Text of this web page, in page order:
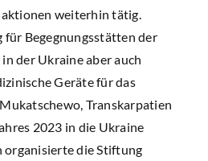
weiterhin tätig.
für Begegnungsstätten der
der Ukraine aber auch
Geräte für das
Transkarpatien
2023 in die Ukraine
organisierte die Stiftung